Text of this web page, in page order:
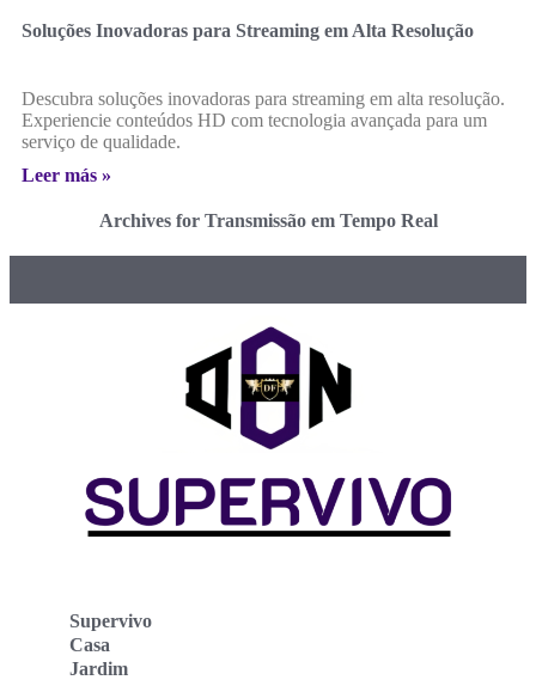
Soluções Inovadoras para Streaming em Alta Resolução
Descubra soluções inovadoras para streaming em alta resolução.
Experiencie conteúdos HD com tecnologia avançada para um
serviço de qualidade.
Leer más »
Archives for Transmissão em Tempo Real
Supervivo
Casa
Jardim